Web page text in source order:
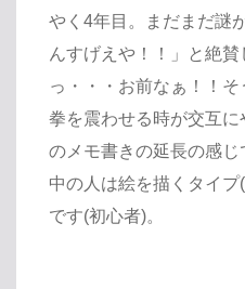
やく4年目。まだまだ謎
んすげえや！！」と絶賛
っ・・・お前なぁ！！
拳を震わせる時が交互
のメモ書きの延長の感じ
中の人は絵を描くタイ
です(初心者)。